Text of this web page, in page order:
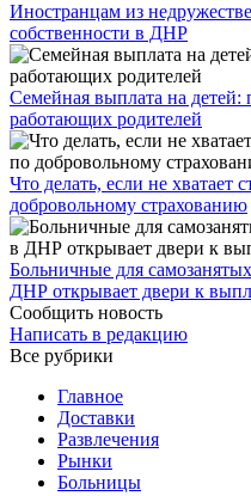
Иностранцам из
собственности в ДНР
Семейная выплата на детей:
работающих родителей
Что делать, если не хватает
добровольному страхованию
Больничные для
ДНР открывает двери к
Сообщить новость
Написать в редакцию
Все рубрики
Главное
Доставки
Развлечения
Рынки
Больницы